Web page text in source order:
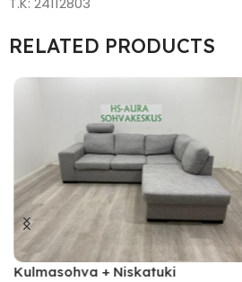
RELATED PRODUCTS
Kulmasohva + Niskatuki